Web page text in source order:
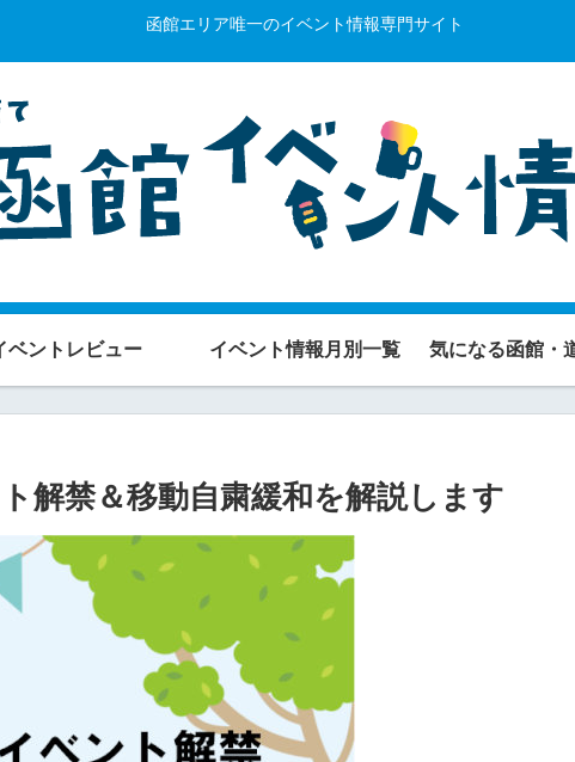
函館エリア唯一のイベント情報専門サイト
ベントレビュー イベント情報月別一覧 気になる函館・
解禁＆移動自粛緩和を解説します